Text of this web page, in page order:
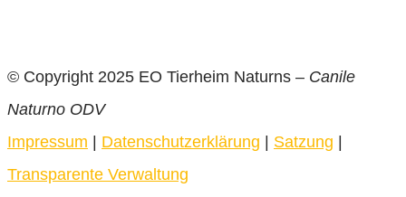
© Copyright 2025 EO Tierheim Naturns – Canile
Naturno ODV
Impressum | Datenschutzerklärung | Satzung |
Transparente Verwaltung